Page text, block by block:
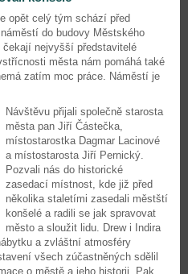
opět celý tým schází před
do budovy Městského
čekají nejvyšší představitelé
města nám pomáhá také
zatím moc práce. Náměstí je
Návštěvu přijali společně starosta
města pan Jiří Částečka,
místostarostka Dagmar Lacinové
a místostarosta Jiří Pernický.
Pozvali nás do historické
zasedací místnost, kde již před
několika staletími zasedali městští
konšelé a radili se jak spravovat
město a sloužit lidu. Drew i Indira
a zvláštní atmosféry
všech zúčastněných sdělil
o městě a jeho historii. Pak